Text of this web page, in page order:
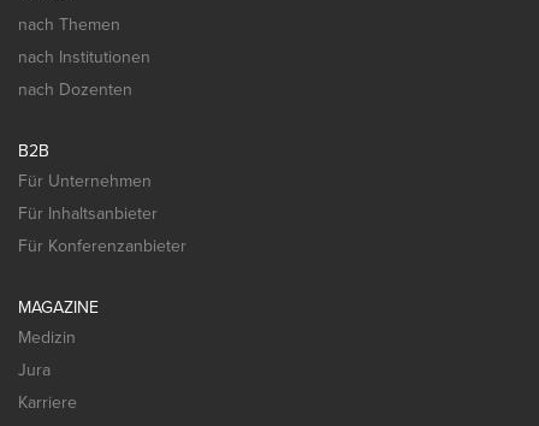
nach Themen
nach Institutionen
nach Dozenten
B2B
Für Unternehmen
Für Inhaltsanbieter
Für Konferenzanbieter
MAGAZINE
Medizin
Jura
Karriere